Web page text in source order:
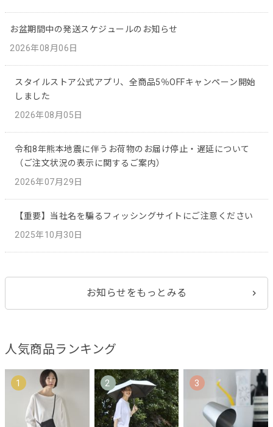
お盆期間中の発送スケジュールのお知らせ
2026年08月06日
スタイルストア公式アプリ、全商品5％OFFキャンペーン開始
しました
2026年08月05日
令和8年熊本地震に伴うお荷物のお届け停止・遅延について
（ご注文状況の表示に関するご案内）
2026年07月29日
【重要】当社名を騙るフィッシングサイトにご注意ください
2025年10月30日
お知らせをもっとみる
人気商品ランキング
1 2 3